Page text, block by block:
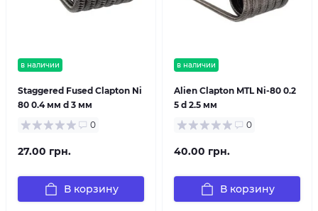
в наличии
Staggered Fused Clapton Ni
80 0.4 мм d 3 мм
0
27.00 грн.
В корзину
в наличии
Alien Clapton MTL Ni-80 0.2
5 d 2.5 мм
0
40.00 грн.
В корзину